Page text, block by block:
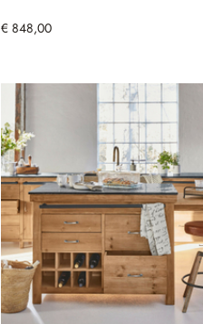
€ 848,00